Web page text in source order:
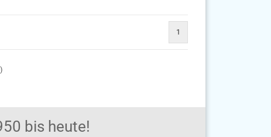
1
)
bis heute!